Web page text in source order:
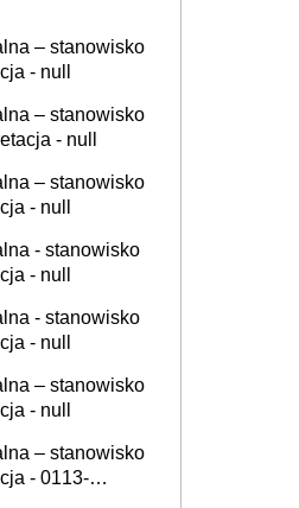
- null
- null
- null
- stanowisko
- null
- stanowisko
- null
- null
- 0113-